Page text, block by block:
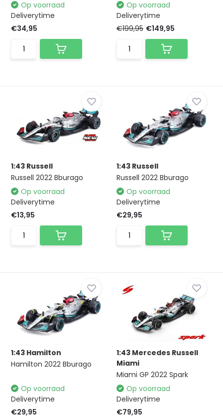
Op voorraad
Deliverytime
€34,95
Op voorraad
Deliverytime
€199,95 €149,95
1:43 Russell
Russell 2022 Bburago
Op voorraad
Deliverytime
€13,95
1:43 Russell
Russell 2022 Bburago
Op voorraad
Deliverytime
€29,95
1:43 Hamilton
Hamilton 2022 Bburago
Op voorraad
Deliverytime
€29,95
1:43 Mercedes Russell
Miami
Miami GP 2022 Spark
Op voorraad
Deliverytime
€79,95